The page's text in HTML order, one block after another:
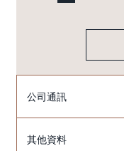
公司通訊
其他資料